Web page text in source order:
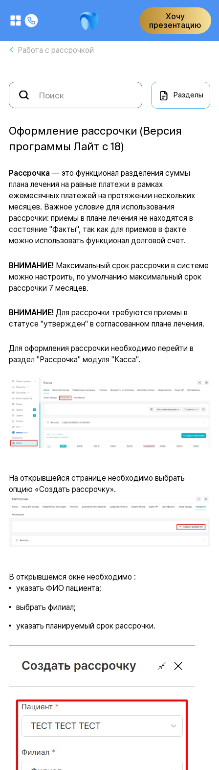
Хочу
презентацию
Работа с рассрочкой
Разделы
Оформление рассрочки (Версия
программы Лайт с 18)
Рассрочка — это функционал разделения суммы
плана лечения на равные платежи в рамках
ежемесячных платежей на протяжении нескольких
месяцев. Важное условие для использования
рассрочки: приемы в плане лечения не находятся в
состояние "Факты", так как для приемов в факте
можно использовать функционал долговой счет.
ВНИМАНИЕ! Максимальный срок рассрочки в системе
можно настроить, по умолчанию максимальный срок
рассрочки 7 месяцев.
ВНИМАНИЕ! Для рассрочки требуются приемы в
статусе "утвержден" в согласованном плане лечения.
Для оформления рассрочки необходимо перейти в
раздел "Рассрочка" модуля "Касса".
На открывшейся странице необходимо выбрать
опцию «Создать рассрочку».
В открывшемся окне необходимо :
указать ФИО пациента;
выбрать филиал;
указать планируемый срок рассрочки.